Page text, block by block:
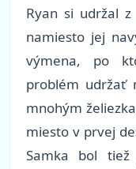
Ryan si udržal
namiesto jej
výmena, po
problém udržať
mnohým
miesto v prvej
Samka bol